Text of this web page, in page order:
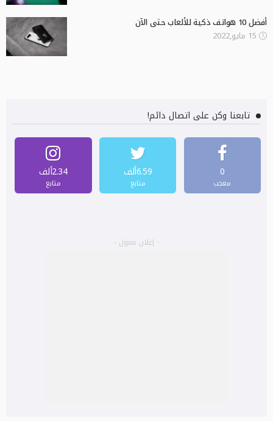
أفضل 10 هواتف ذكية للألعاب حتى الآن
15 مايو,2022
تابعنا وكن على اتصال دائم!
0
معجب
6.59ألف
متابع
2.34ألف
متابع
- إعلان ممول -